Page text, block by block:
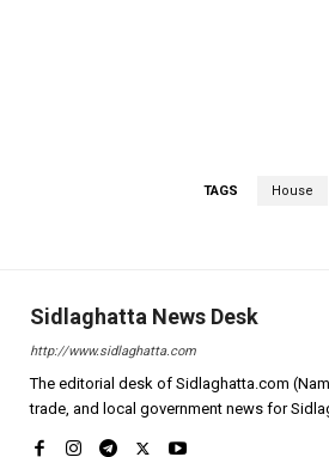
TAGS House
Sidlaghatta News Desk
http://www.sidlaghatta.com
The editorial desk of Sidlaghatta.com
trade, and local government news for